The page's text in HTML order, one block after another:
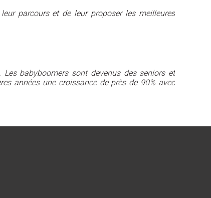
parcours et de leur proposer les meilleures
babyboomers sont devenus des seniors et
années une croissance de près de 90% avec